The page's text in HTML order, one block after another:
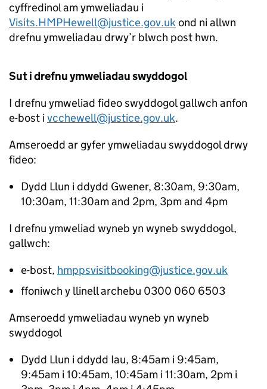
cyffredinol am ymweliadau i
Visits.HMPHewell@justice.gov.ukond ni allwn
drefnu ymweliadau drwy’r blwch post hwn.
Sut i drefnu ymweliadau swyddogol
I drefnu ymweliad fideo swyddogol gallwch anfon
e-bost ivcchewell@justice.gov.uk.
Amseroedd ar gyfer ymweliadau swyddogol drwy
fideo:
Dydd Llun i ddydd Gwener, 8:30am, 9:30am,
10:30am, 11:30am and 2pm, 3pm and 4pm
I drefnu ymweliad wyneb yn wyneb swyddogol,
gallwch:
e-bost, hmppsvisitbooking@justice.gov.uk
ffoniwch y llinell archebu 0300 060 6503
Amseroedd ymweliadau wyneb yn wyneb
swyddogol
Dydd Llun i ddydd Iau, 8:45am i 9:45am,
9:45am i 10:45am, 10:45am i 11:30am, 2pm i